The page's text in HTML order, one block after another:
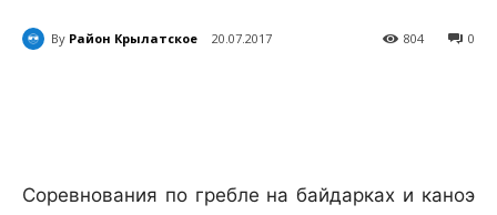
By Район Крылатское 20.07.2017 0
804
Соревнования по гребле на байдарках и каноэ